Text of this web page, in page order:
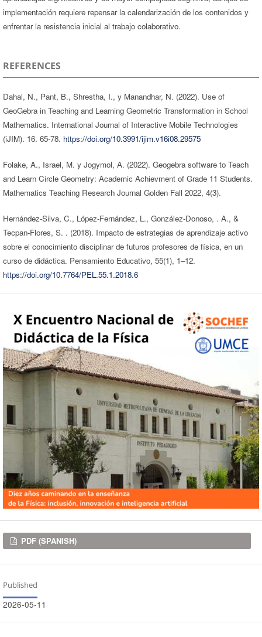
implementación requiere repensar la calendarización de los contenidos y
enfrentar la resistencia inicial al trabajo colaborativo.
REFERENCES
Dahal, N., Pant, B., Shrestha, I., y Manandhar, N. (2022). Use of
GeoGebra in Teaching and Learning Geometric Transformation in School
Mathematics. International Journal of Interactive Mobile Technologies
(iJIM). 16. 65-78. https://doi.org/10.3991/ijim.v16i08.29575
Folake, A., Israel, M. y Jogymol, A. (2022). Geogebra software to Teach
and Learn Circle Geometry: Academic Achievment of Grade 11 Students.
Mathematics Teaching Research Journal Golden Fall 2022, 4(3).
Hernández-Silva, C., López-Fernández, L., González-Donoso, . A., &
Tecpan-Flores, S. . (2018). Impacto de estrategias de aprendizaje activo
sobre el conocimiento disciplinar de futuros profesores de física, en un
curso de didáctica. Pensamiento Educativo, 55(1), 1–12.
https://doi.org/10.7764/PEL.55.1.2018.6
Downloads
PDF (SPANISH)
Published
2026-05-11